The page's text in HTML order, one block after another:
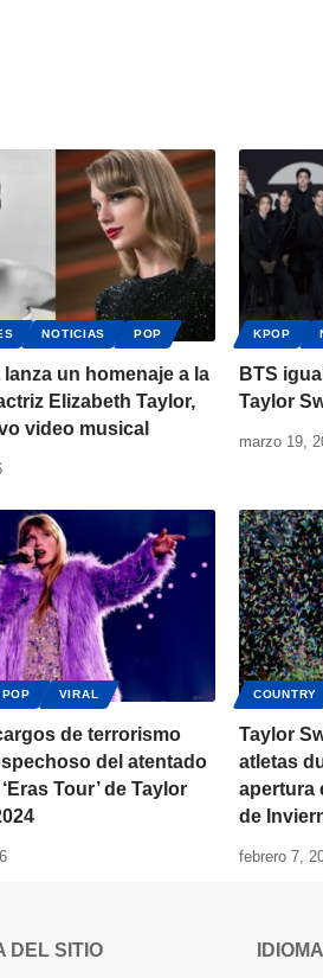
NOTICIAS POP
un homenaje a la
Elizabeth Taylor,
video musical
KPOP
BTS
Taylor
marzo 19,
POP VIRAL
de terrorismo
del atentado
Tour’ de Taylor
COUNTRY
Taylor
atletas
apertura
de
febrero 7,
DEL SITIO